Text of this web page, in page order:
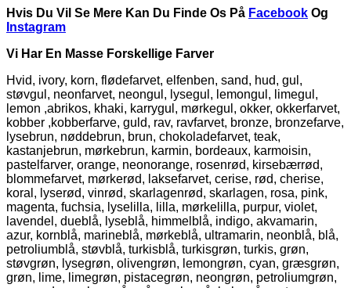
Hvis Du Vil Se Mere Kan Du Finde Os På Facebook Og
Instagram
Vi Har En Masse Forskellige Farver
Hvid, ivory, korn, flødefarvet, elfenben, sand, hud, gul,
støvgul, neonfarvet, neongul, lysegul, lemongul, limegul,
lemon ,abrikos, khaki, karrygul, mørkegul, okker, okkerfarvet,
kobber ,kobberfarve, guld, rav, ravfarvet, bronze, bronzefarve,
lysebrun, nøddebrun, brun, chokoladefarvet, teak,
kastanjebrun, mørkebrun, karmin, bordeaux, karmoisin,
pastelfarver, orange, neonorange, rosenrød, kirsebærrød,
blommefarvet, mørkerød, laksefarvet, cerise, rød, cherise,
koral, lyserød, vinrød, skarlagenrød, skarlagen, rosa, pink,
magenta, fuchsia, lyselilla, lilla, mørkelilla, purpur, violet,
lavendel, dueblå, lyseblå, himmelblå, indigo, akvamarin,
azur, kornblå, marineblå, mørkeblå, ultramarin, neonblå, blå,
petroliumblå, støvblå, turkisblå, turkisgrøn, turkis, grøn,
støvgrøn, lysegrøn, olivengrøn, lemongrøn, cyan, græsgrøn,
grøn, lime, limegrøn, pistacegrøn, neongrøn, petroliumgrøn,